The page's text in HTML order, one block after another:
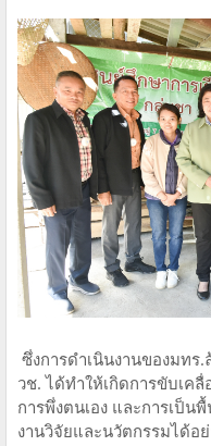
ซึ่งการดำเนินงานของมทร
วช. ได้ทำให้เกิดการขับเค
การพึ่งตนเอง และการเป็
งานวิจัยและนวัตกรรมได้อ